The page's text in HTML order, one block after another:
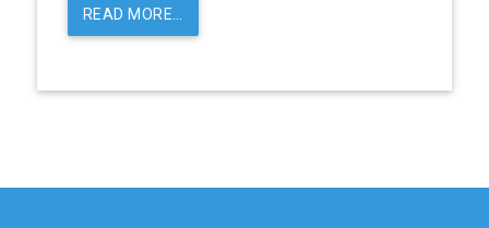
READ MORE…